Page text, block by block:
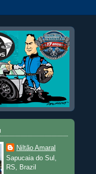
Niltão Amaral
Sapucaia do Sul,
RS, Brazil